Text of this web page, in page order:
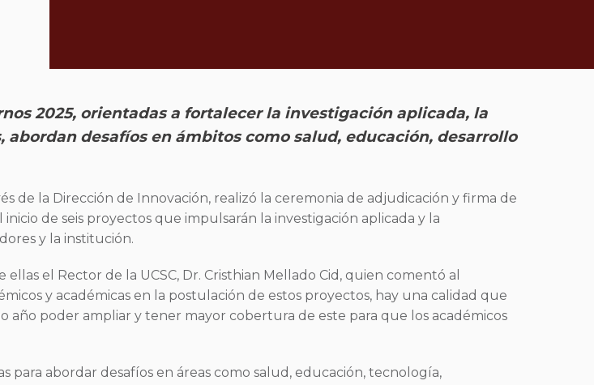
2025, orientadas a fortalecer la investigación aplicada, la
desafíos en ámbitos como salud, educación, desarrollo
de la Dirección de Innovación, realizó la ceremonia de adjudicación y firma de
de seis proyectos que impulsarán la investigación aplicada y la
y la institución.
el Rector de la UCSC, Dr. Cristhian Mellado Cid, quien comentó al
y académicas en la postulación de estos proyectos, hay una calidad que
poder ampliar y tener mayor cobertura de este para que los académicos
para abordar desafíos en áreas como salud, educación, tecnología,